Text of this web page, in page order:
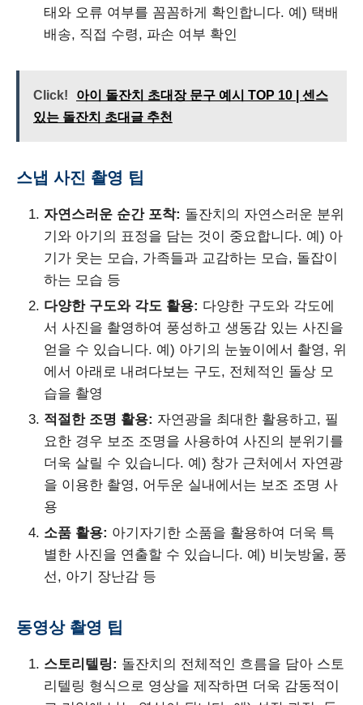
태와 오류 여부를 꼼꼼하게 확인합니다. 예) 택배
배송, 직접 수령, 파손 여부 확인
Click!
아이 돌잔치 초대장 문구 예시 TOP 10 | 센스
있는 돌잔치 초대글 추천
스냅 사진 촬영 팁
자연스러운 순간 포착: 돌잔치의 자연스러운 분위
기와 아기의 표정을 담는 것이 중요합니다. 예) 아
기가 웃는 모습, 가족들과 교감하는 모습, 돌잡이
하는 모습 등
다양한 구도와 각도 활용: 다양한 구도와 각도에
서 사진을 촬영하여 풍성하고 생동감 있는 사진을
얻을 수 있습니다. 예) 아기의 눈높이에서 촬영, 위
에서 아래로 내려다보는 구도, 전체적인 돌상 모
습을 촬영
적절한 조명 활용: 자연광을 최대한 활용하고, 필
요한 경우 보조 조명을 사용하여 사진의 분위기를
더욱 살릴 수 있습니다. 예) 창가 근처에서 자연광
을 이용한 촬영, 어두운 실내에서는 보조 조명 사
용
소품 활용: 아기자기한 소품을 활용하여 더욱 특
별한 사진을 연출할 수 있습니다. 예) 비눗방울, 풍
선, 아기 장난감 등
동영상 촬영 팁
스토리텔링: 돌잔치의 전체적인 흐름을 담아 스토
리텔링 형식으로 영상을 제작하면 더욱 감동적이